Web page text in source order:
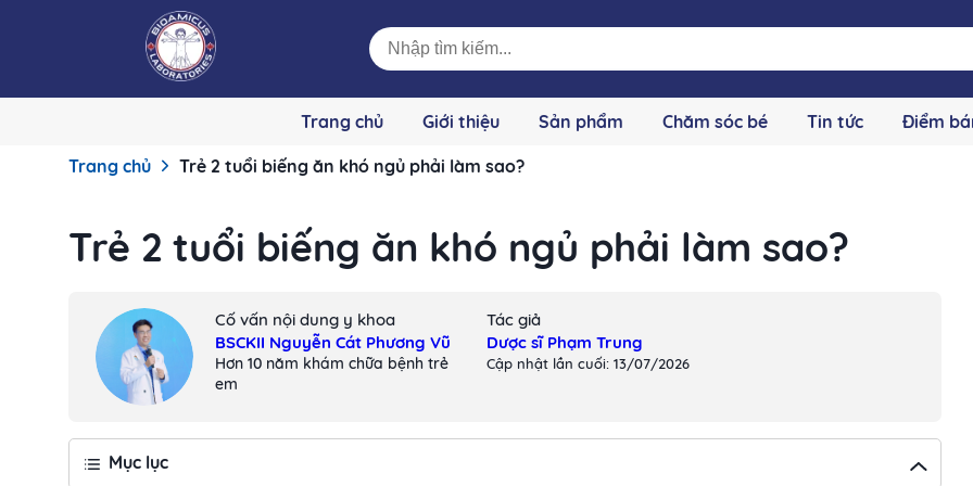
Trang chủ Giới thiệu Sản phẩm Chăm sóc bé Tin tức Điểm
Trang chủ Trẻ 2 tuổi biếng ăn khó ngủ phải làm sao?
Trẻ 2 tuổi biếng ăn khó ngủ phải làm sao?
Cố vấn nội dung y khoa
BSCKII Nguyễn Cát Phương Vũ
Hơn 10 năm khám chữa bệnh trẻ
em
Tác giả
Dược sĩ Phạm Trung
Cập nhật lần cuối: 13/07/2026
Mục lục